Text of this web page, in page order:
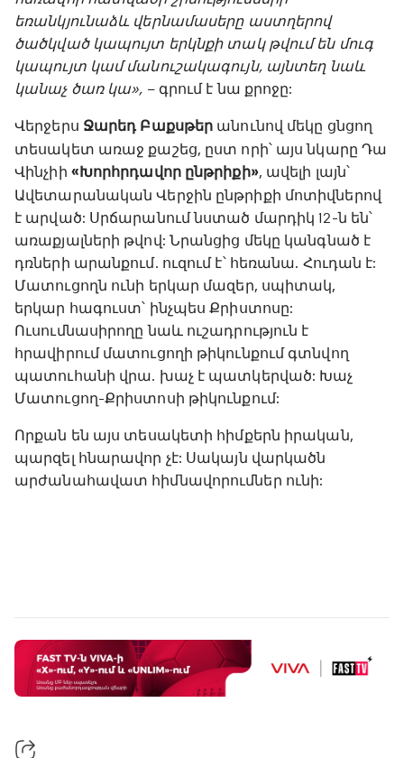
եռանկյունաձև վերնամասերը աստղերով
ծածկված կապույտ երկնքի տակ թվում են մուգ
կապույտ կամ մանուշակագույն, այնտեղ նաև
կանաչ ծառ կա», – գրում է նա քրոջը:
Վերջերս Ջարեդ Բաքսթեր անունով մեկը ցնցող
տեսակետ առաջ քաշեց, ըստ որի՝ այս նկարը Դա
Վինչիի «Խորհրդավոր ընթրիքի», ավելի լայն՝
Ավետարանական Վերջին ընթրիքի մոտիվներով
է արված: Սրճարանում նստած մարդիկ 12-ն են՝
առաքյալների թվով: Նրանցից մեկը կանգնած է
դռների արանքում. ուզում է՝ հեռանա. Հուդան է:
Մատուցողն ունի երկար մազեր, սպիտակ,
երկար հագուստ՝ ինչպես Քրիստոսը:
Ուսումնասիրողը նաև ուշադրություն է
հրավիրում մատուցողի թիկունքում գտնվող
պատուհանի վրա. խաչ է պատկերված: Խաչ
Մատուցող-Քրիստոսի թիկունքում:
Որքան են այս տեսակետի հիմքերն իրական,
պարզել հնարավոր չէ: Սակայն վարկածն
արժանահավատ հիմնավորումներ ունի: